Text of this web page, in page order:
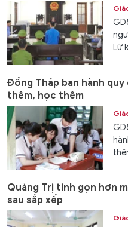
Lữ
Đồng Tháp ban hành
thêm, học thêm
Quảng Trị tinh gọn hơn
sau sắp xếp